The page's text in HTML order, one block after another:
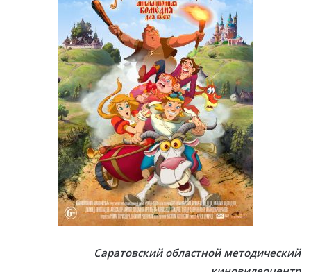
Саратовский областной методический